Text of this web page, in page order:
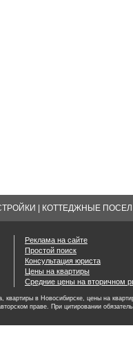
КОТТЕДЖНЫЕ
Реклама на сайте
Простой поиск
Консультация юриста
Цены на квартиры
Средние цены на вторичном
в Новосибирске, цены на
праве. При цитировании